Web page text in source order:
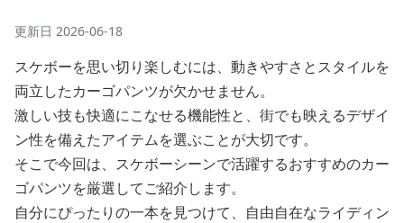
更新日 2026-06-18
スケボーを思い切り楽しむには、動きやすさとスタイルを
両立したカーゴパンツが欠かせません。
激しい技も快適にこなせる機能性と、街でも映えるデザイ
ン性を備えたアイテムを選ぶことが大切です。
そこで今回は、スケボーシーンで活躍するおすすめのカー
ゴパンツを厳選してご紹介します。
自分にぴったりの一本を見つけて、自由自在なライディン